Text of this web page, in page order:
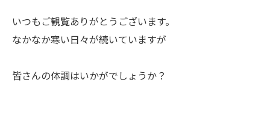
いつもご観覧ありがとうございます。
なかなか寒い日々が続いていますが
皆さんの体調はいかがでしょうか？